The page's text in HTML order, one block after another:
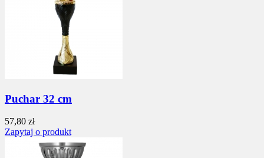
Puchar 32 cm
57,80 zł
Zapytaj o produkt